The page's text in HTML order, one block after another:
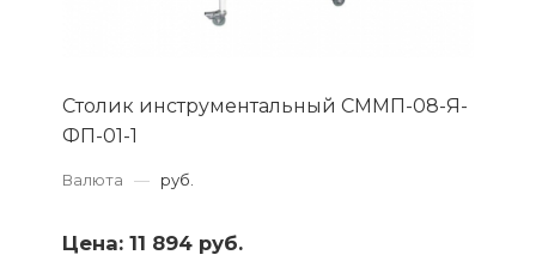
Столик инструментальный СММП-08-Я-
ФП-01-1
Валюта — руб.
Цена: 11 894 руб.